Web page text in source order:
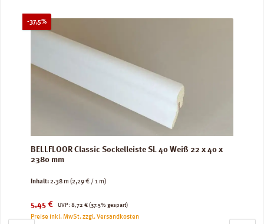
-37,5%Rabatt
BELLFLOOR Classic Sockelleiste SL 40 Weiß 22 x 40 x
2380 mm
Inhalt:2.38 m (2,29 € / 1 m)
Verkaufspreis:
5,45 € UVP:
Regulärer Preis:
8,72 € (37.5% gespart)
Preise inkl. MwSt. zzgl. Versandkosten